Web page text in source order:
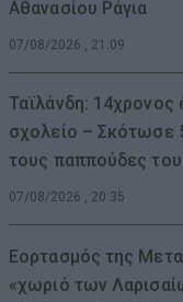
Αθανασίου Ράγια
07/08/2026 , 21:09
Ταϊλάνδη: 14χρονος
σχολείο – Σκότωσε
τους παππούδες του
07/08/2026 , 20:35
Εορτασμός της
«χωριό των